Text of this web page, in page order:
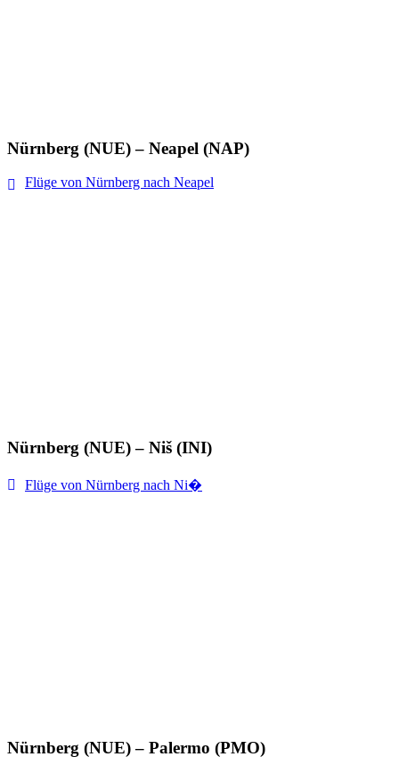
Nürnberg (NUE) – Neapel (NAP)
Flüge von Nürnberg nach Neapel
Nürnberg (NUE) – Niš (INI)
Flüge von Nürnberg nach Ni�
Nürnberg (NUE) – Palermo (PMO)